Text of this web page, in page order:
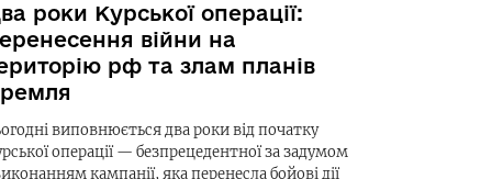
роки Курської операції:
війни на
рф та злам планів
виповнюється два роки від початку
операції — безпрецедентної за задумом
кампанії, яка перенесла бойові дії